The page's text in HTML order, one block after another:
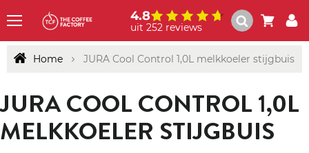
4.8
uit 252 reviews
Home JURA Cool Control 1,0L melkkoeler stijgbuis
JURA COOL CONTROL 1,0L
MELKKOELER STIJGBUIS